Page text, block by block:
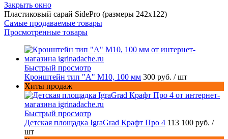
Закрыть окно
Пластиковый сарай SidePro (размеры 242х122)
Самые продаваемые товары
Просмотренные товары
Быстрый просмотр
Кронштейн тип "A" M10, 100 мм 300 руб. / шт
Хиты продаж
Быстрый просмотр
Детская площадка IgraGrad Крафт Про 4 113 100 руб. /
шт